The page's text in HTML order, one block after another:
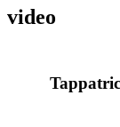
video